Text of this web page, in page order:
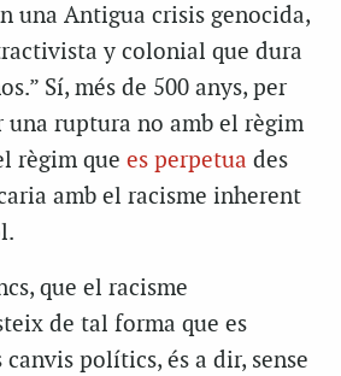
una Antigua crisis genocida,
y colonial que dura
Sí, més de 500 anys, per
una ruptura no amb el règim
règim que es perpetua des
amb el racisme inherent
que el racisme
de tal forma que es
polítics, és a dir, sense